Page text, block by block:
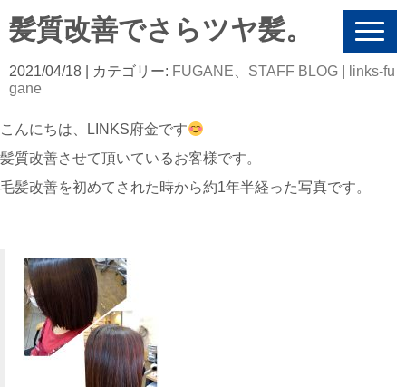
N
i
髪質改善でさらツヤ髪。
2021/04/18 | カテゴリー: FUGANE STAFF BLOG
links-fu
gane
こんにちは、LINKS府金です
髪質改善させて頂いているお客様です。
毛髪改善を初めてされた時から約1年半経った写真です。